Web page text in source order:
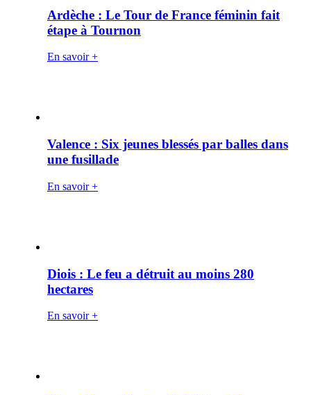
Ardèche : Le Tour de France féminin fait
étape à Tournon
En savoir +
Valence : Six jeunes blessés par balles dans
une fusillade
En savoir +
Diois : Le feu a détruit au moins 280
hectares
En savoir +